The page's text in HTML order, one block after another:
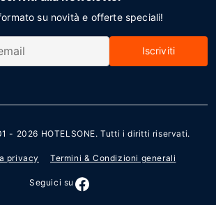
su novità e offerte speciali!
Iscriviti
- 2026 HOTELSONE. Tutti i diritti riservati.
privacy Termini & Condizioni generali
Seguici su